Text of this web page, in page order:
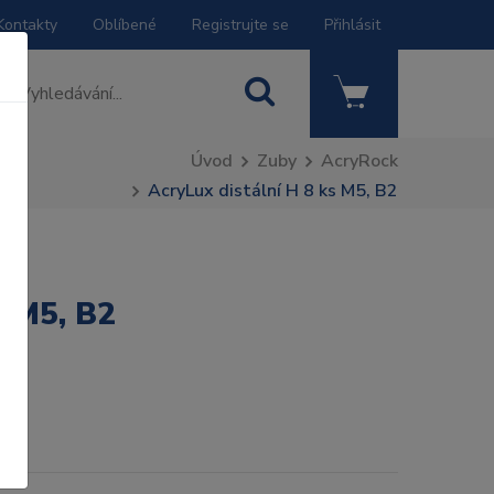
Oblíbené Registrujte se Přihlásit
Úvod Zuby
AcryRock
AcryLux distální H 8 ks M5, B2
B2